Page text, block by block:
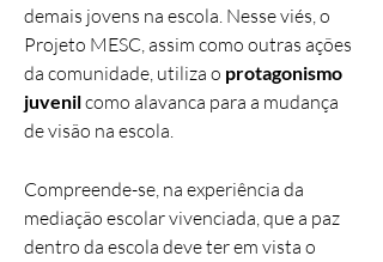
demais jovens na escola. Nesse viés, o
Projeto MESC, assim como outras ações
da comunidade, utiliza o protagonismo
juvenilcomo alavanca para a mudança
de visão na escola.
Compreende-se, na experiência da
mediação escolar vivenciada, que a paz
dentro da escola deve ter em vista o